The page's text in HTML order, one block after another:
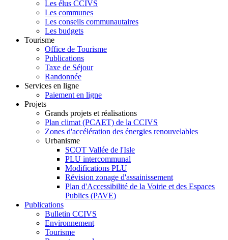
Les élus CCIVS
Les communes
Les conseils communautaires
Les budgets
Tourisme
Office de Tourisme
Publications
Taxe de Séjour
Randonnée
Services en ligne
Paiement en ligne
Projets
Grands projets et réalisations
Plan climat (PCAET) de la CCIVS
Zones d'accélération des énergies renouvelables
Urbanisme
SCOT Vallée de l'Isle
PLU intercommunal
Modifications PLU
Révision zonage d'assainissement
Plan d'Accessibilité de la Voirie et des Espaces
Publics (PAVE)
Publications
Bulletin CCIVS
Environnement
Tourisme